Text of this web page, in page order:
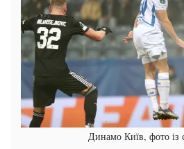
Динамо Київ, фото із